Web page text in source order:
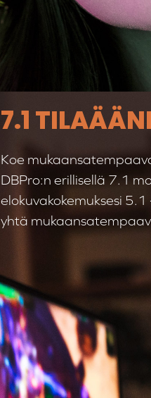
7.1 TILAÄÄNI
Koe
DBPro:n erillisellä 7.1
elokuvakokemuksesi
yhtä